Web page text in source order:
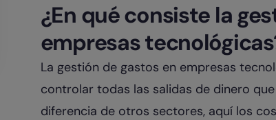
¿En qué consiste la
empresas
La gestión de gastos en empresas
controlar todas las salidas de dinero
diferencia de otros sectores, aquí los